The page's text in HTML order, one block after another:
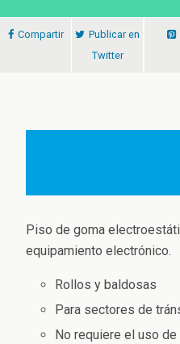
Compartir
Publicar en
Twitter
Piso de goma
equipamiento electrónico.
Rollos y baldosas
Para sectores de
No requiere el uso